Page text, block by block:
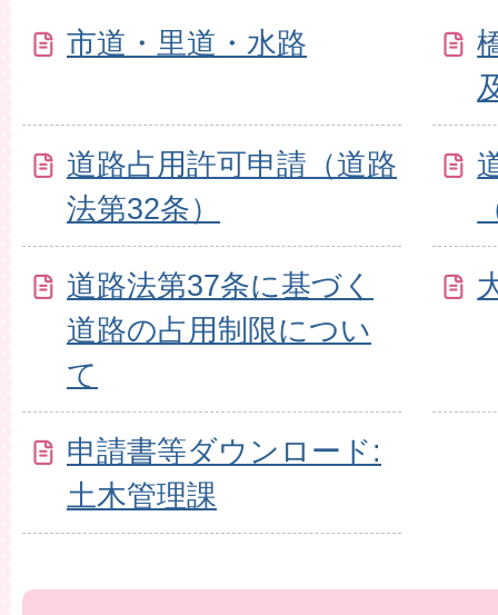
市道・里道・水路
道路占用許可申請（道路
法第32条）
道路法第37条に基づく
道路の占用制限につい
て
申請書等ダウンロード:
土木管理課